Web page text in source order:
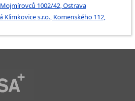
Mojmírovců 1002/42, Ostrava
s.r.o., Komenského 112,